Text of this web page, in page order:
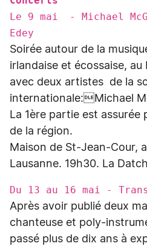
Le 9 mai - Michael
Edey
Soirée autour de la
irlandaise et écossaise, au
avec deux artistes de la
internationale:Michael
La 1ère partie est
de la région.
Maison de St-Jean-Cour,
Lausanne. 19h30. La
Du 13 au 16 mai -
Après avoir publié deux
chanteuse et poly-
passé plus de dix ans à